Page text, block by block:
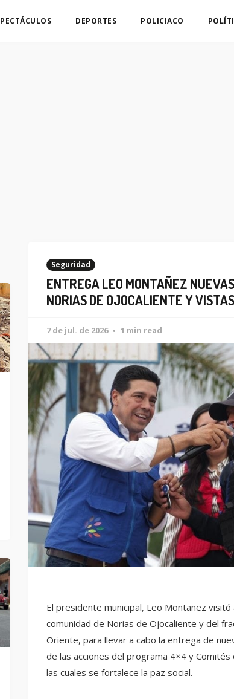
DEPORTES POLICIACO
Seguridad
ENTREGA LEO MONTAÑEZ
NORIAS DE OJOCALIENTE Y
7 de jul. de 2026 1 min read
El presidente municipal, Leo Montañez visitó
comunidad de Norias de Ojocaliente y del
Oriente, para llevar a cabo la entrega de
de las acciones del programa 4×4 y
las cuales se fortalece la paz social.